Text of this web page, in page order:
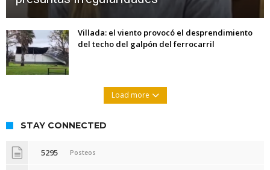
Villada: el viento provocó el desprendimiento
del techo del galpón del ferrocarril
Load more
STAY CONNECTED
5295 Posteos